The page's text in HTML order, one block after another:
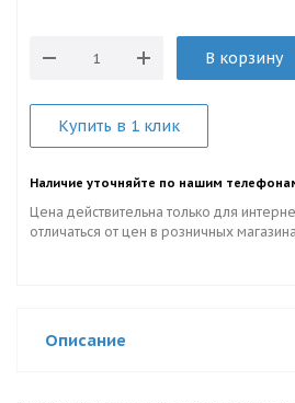
В корзину
Купить в 1 клик
Наличие уточняйте по нашим
Цена действительна только для
отличаться от цен в розничных
Описание